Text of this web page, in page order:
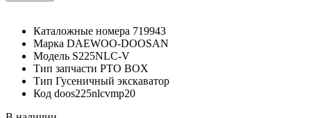
Каталожные номера 719943
Марка DAEWOO-DOOSAN
Модель S225NLC-V
Тип запчасти PTO BOX
Тип Гусеничный экскаватор
Код doos225nlcvmp20